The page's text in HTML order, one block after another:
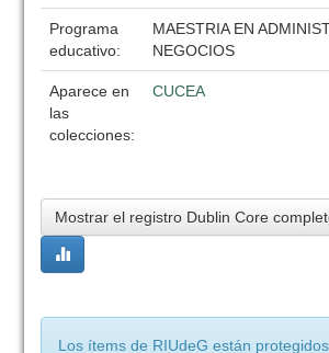
Programa
educativo:
MAESTRIA EN
NEGOCIOS
Aparece en
las
colecciones:
CUCEA
Mostrar el registro Dublin Core
Los ítems de RIUdeG están